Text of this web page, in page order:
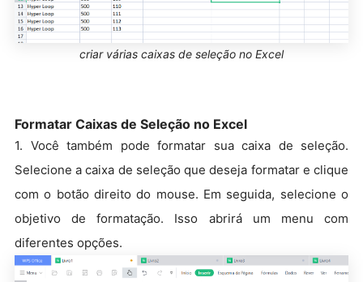
criar várias caixas de seleção no Excel
Formatar Caixas de Seleção no Excel
1. Você também pode formatar sua caixa de seleção.
Selecione a caixa de seleção que deseja formatar e clique
com o botão direito do mouse. Em seguida, selecione o
objetivo de formatação. Isso abrirá um menu com
diferentes opções.